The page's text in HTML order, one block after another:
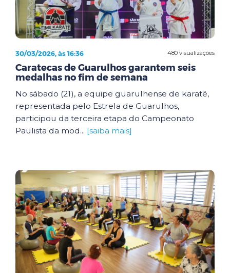
480 visualizações
30/03/2026, às 16:36
Caratecas de Guarulhos garantem seis
medalhas no fim de semana
No sábado (21), a equipe guarulhense de karatê,
representada pelo Estrela de Guarulhos,
participou da terceira etapa do Campeonato
Paulista da mod... [saiba mais]